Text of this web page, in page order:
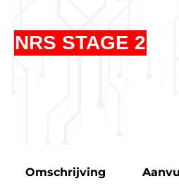
NRS STAGE 2
Omschrijving